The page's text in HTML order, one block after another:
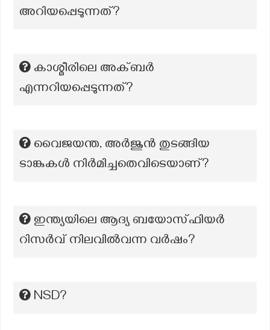
അറിയപ്പെടുന്നത്?
കാശ്മീരിലെ അക്ബർ
എന്നറിയപ്പെടുന്നത്?
വൈജയന്ത, അർജുൻ തുടങ്ങിയ
ടാങ്കുകൾ നിർമിച്ചതെവിടെയാണ്?
ഇന്ത്യയിലെ ആദ്യ ബയോസ്ഫിയർ
റിസർവ് നിലവിൽവന്ന വർഷം?
NSD?